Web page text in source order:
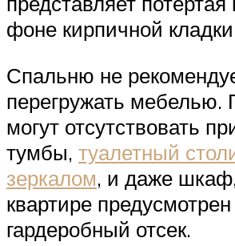
фоне кирпичной
Спальню не
перегружать мебелью.
могут отсутствовать
тумбы, туалетный
зеркалом, и даже
квартире предусмотрен
гардеробный отсек.